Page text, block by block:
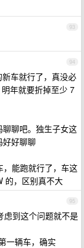
93
94
车就行了，真没必
年就要折掉至少 7
聊吧。独生子女这
好聊聊
，能跑就行了，车这
的，区别真不大
95
虑到这个问题就不是
一辆车，确实